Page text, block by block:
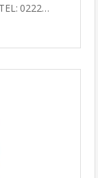
0222…